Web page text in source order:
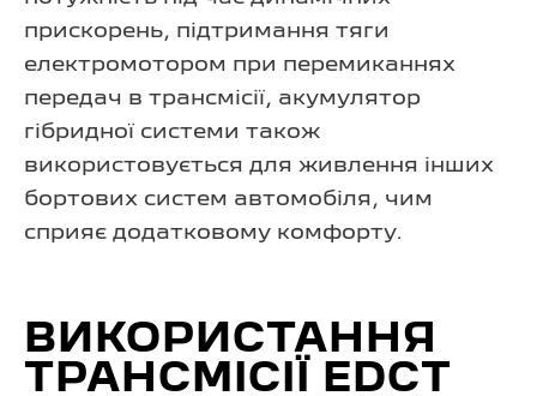
прискорень, підтримання тяги
електромотором при перемиканнях
передач в трансмісії, акумулятор
гібридної системи також
використовується для живлення інших
бортових систем автомобіля, чим
сприяє додатковому комфорту.
ВИКОРИСТАННЯ
ТРАНСМІСІЇ EDCT